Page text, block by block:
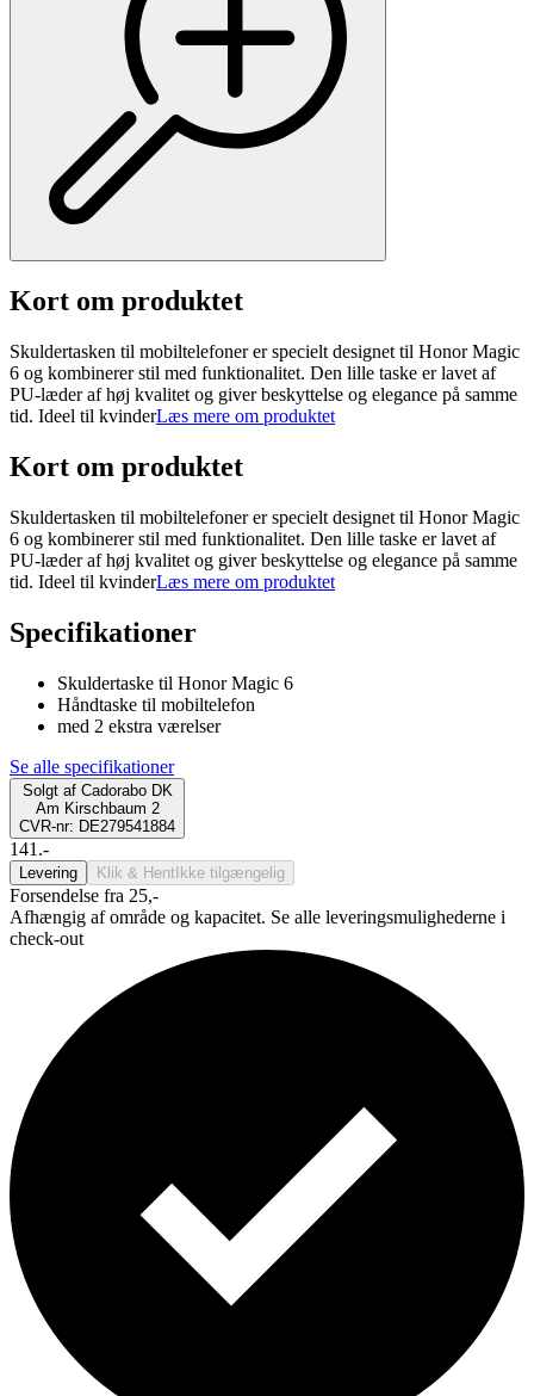
Kort om produktet
Skuldertasken til mobiltelefoner er specielt designet til Honor Magic
6 og kombinerer stil med funktionalitet. Den lille taske er lavet af
PU-læder af høj kvalitet og giver beskyttelse og elegance på samme
tid. Ideel til kvinderLæs mere om produktet
Kort om produktet
Skuldertasken til mobiltelefoner er specielt designet til Honor Magic
6 og kombinerer stil med funktionalitet. Den lille taske er lavet af
PU-læder af høj kvalitet og giver beskyttelse og elegance på samme
tid. Ideel til kvinderLæs mere om produktet
Specifikationer
Skuldertaske til Honor Magic 6
Håndtaske til mobiltelefon
med 2 ekstra værelser
Se alle specifikationer
Solgt af Cadorabo DK
Am Kirschbaum 2
CVR-nr: DE279541884
141.-
Levering Klik & Hent Ikke tilgængelig
Forsendelse fra 25,-
Afhængig af område og kapacitet. Se alle leveringsmulighederne i
check-out